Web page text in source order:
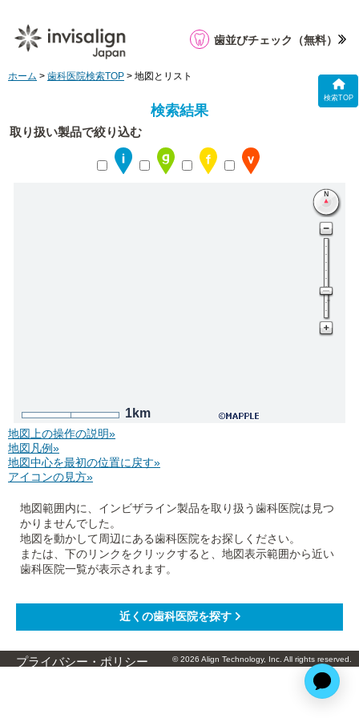
検索TOP
歯並びチェック （無料）
ホーム > 歯科医院検索TOP > 地図とリスト
検索結果
取り扱い製品で絞り込む
1km
地図上の操作の説明»
地図凡例»
地図中心を最初の位置に戻す»
アイコンの見方»
地図範囲内に、インビザライン製品を取り扱う歯科医院は見つ
かりませんでした。
地図を動かして周辺にある歯科医院をお探しください。
または、下のリンクをクリックすると、地図表示範囲から近い
歯科医院一覧が表示されます。
プライバシー・ポリシー © 2026 Align Technology, Inc. All rights reserved.